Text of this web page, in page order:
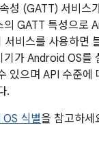
성 (GATT) 서비스
의 GATT 특성으로
서비스를 사용하면
가 Android OS를
있으며 API 수준에
.
식별을 참고하세